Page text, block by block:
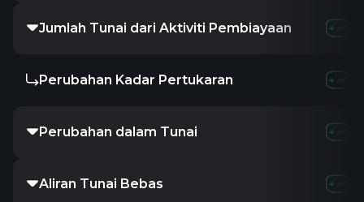
Jumlah Tunai dari Aktiviti Pembiayaan
Perubahan Kadar Pertukaran
Perubahan dalam Tunai
Aliran Tunai Bebas